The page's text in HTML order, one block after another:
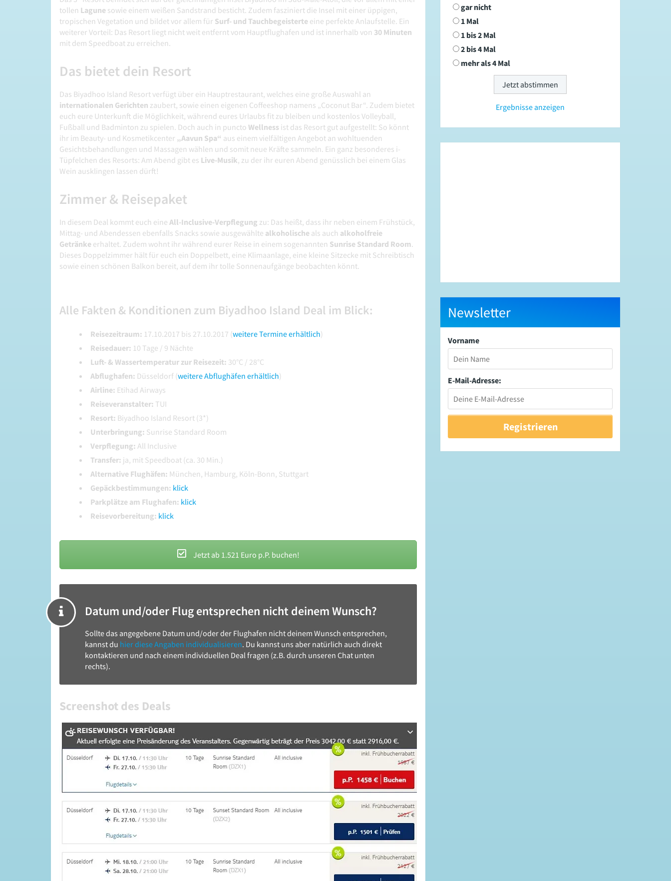
tollen Lagune sowie einem weißen Sandstrand besticht. Zudem fasziniert die Insel mit einer üppigen,
tropischen Vegetation und bildet vor allem für Surf- und Tauchbegeisterte eine perfekte Anlaufstelle. Ein
weiterer Vorteil: Das Resort liegt nicht weit entfernt vom Hauptflughafen und ist innerhalb von 30 Minuten
mit dem Speedboat zu erreichen.
Das bietet dein Resort
Das Biyadhoo Island Resort verfügt über ein Hauptrestaurant, welches eine große Auswahl an
internationalen Gerichten zaubert, sowie einen eigenen Coffeeshop namens „Coconut Bar“. Zudem bietet
euch eure Unterkunft die Möglichkeit, während eures Urlaubs fit zu bleiben und kostenlos Volleyball,
Fußball und Badminton zu spielen. Doch auch in puncto Wellness ist das Resort gut aufgestellt: So könnt
ihr im Beauty- und Kosmetikcenter „Aavun Spa“ aus einem vielfältigen Angebot an wohltuenden
Gesichtsbehandlungen und Massagen wählen und somit neue Kräfte sammeln. Ein ganz besonderes i-
Tüpfelchen des Resorts: Am Abend gibt es Live-Musik, zu der ihr euren Abend genüsslich bei einem Glas
Wein ausklingen lassen dürft!
Zimmer & Reisepaket
In diesem Deal kommt euch eine All-Inclusive-Verpflegung zu: Das heißt, dass ihr neben einem Frühstück,
Mittag- und Abendessen ebenfalls Snacks sowie ausgewählte alkoholische als auch alkoholfreie
Getränke erhaltet. Zudem wohnt ihr während eurer Reise in einem sogenannten Sunrise Standard Room.
Dieses Doppelzimmer hält für euch ein Doppelbett, eine Klimaanlage, eine kleine Sitzecke mit Schreibtisch
sowie einen schönen Balkon bereit, auf dem ihr tolle Sonnenaufgänge beobachten könnt.
Alle Fakten & Konditionen zum Biyadhoo Island Deal im Blick:
Reisezeitraum: 17.10.2017 bis 27.10.2017 (weitere Termine erhältlich)
Reisedauer: 10 Tage / 9 Nächte
Luft- & Wassertemperatur zur Reisezeit: 30°C / 28°C
Abflughafen: Düsseldorf (weitere Abflughäfen erhältlich)
Airline: Etihad Airways
Reiseveranstalter: TUI
Resort: Biyadhoo Island Resort (3*)
Unterbringung: Sunrise Standard Room
Verpflegung: All Inclusive
Transfer: ja, mit Speedboat (ca. 30 Min.)
Alternative Flughäfen: München, Hamburg, Köln-Bonn, Stuttgart
Gepäckbestimmungen: klick
Parkplätze am Flughafen: klick
Reisevorbereitung: klick
Jetzt ab 1.521 Euro p.P. buchen!
Datum und/oder Flug entsprechen nicht deinem Wunsch?
Sollte das angegebene Datum und/oder der Flughafen nicht deinem Wunsch entsprechen,
kannst du hier diese Angaben individualisieren. Du kannst uns aber natürlich auch direkt
kontaktieren und nach einem individuellen Deal fragen (z.B. durch unseren Chat unten
rechts).
Screenshot des Deals
gar nicht
1 Mal
1 bis 2 Mal
2 bis 4 Mal
mehr als 4 Mal
Ergebnisse anzeigen
Newsletter
Vorname
E-Mail-Adresse: